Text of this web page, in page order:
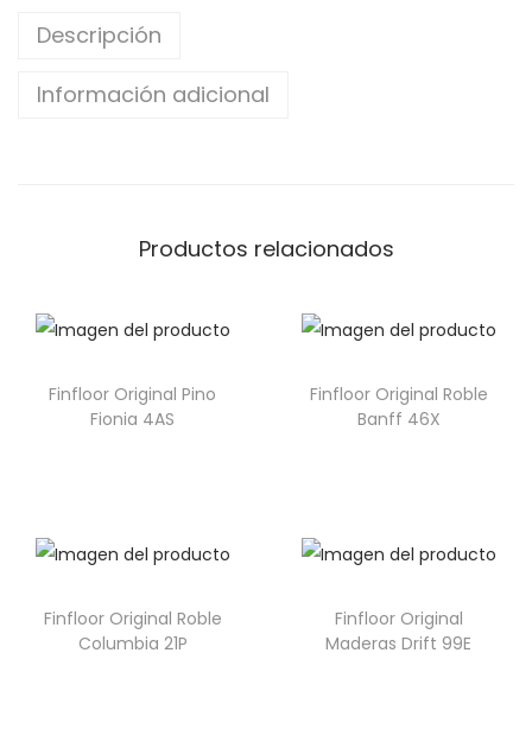
Descripción
Información adicional
Productos relacionados
Finfloor Original Pino
Fionia 4AS
Finfloor Original Roble
Banff 46X
Finfloor Original Roble
Columbia 21P
Finfloor Original
Maderas Drift 99E